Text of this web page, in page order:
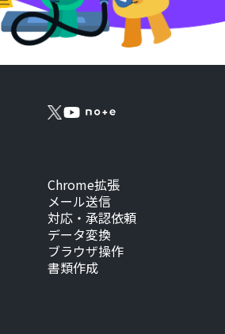
Chrome拡張
メール送信
対応・承認依頼
データ変換
ブラウザ操作
書類作成